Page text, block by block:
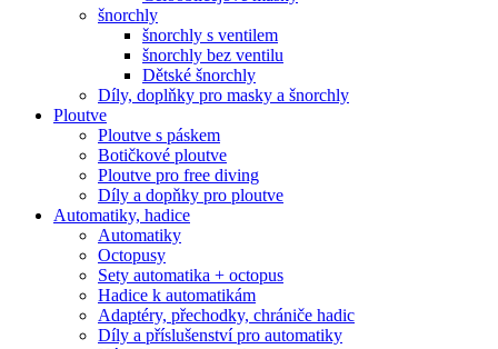
šnorchly
šnorchly s ventilem
šnorchly bez ventilu
Dětské šnorchly
Díly, doplňky pro masky a šnorchly
Ploutve
Ploutve s páskem
Botičkové ploutve
Ploutve pro free diving
Díly a dopňky pro ploutve
Automatiky, hadice
Automatiky
Octopusy
Sety automatika + octopus
Hadice k automatikám
Adaptéry, přechodky, chrániče hadic
Díly a příslušenství pro automatiky